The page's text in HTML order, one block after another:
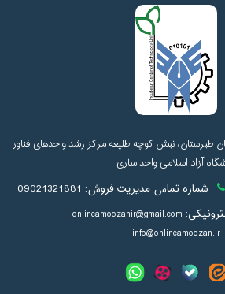
طبرستان، نبش کوچه طلیعه مرکز رشد واحدهای فناور
آزاد اسلامی واحد ساری
شماره تماس مدیریت فروش: 09021321881
onlineamoozanir@gmail.com
info@onlineamoozan.ir